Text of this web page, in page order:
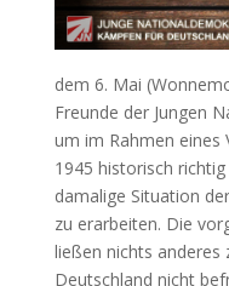
dem 6. Mai
Freunde der Jungen
um im Rahmen eines
1945 historisch
damalige Situation
zu erarbeiten. Die
ließen nichts anderes
Deutschland nicht